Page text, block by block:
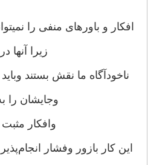
افکار و باورهای منفی را
زیرا آنها
ناخودآگاه ما نقش بستند
وجایشان را
وافکار
این کار بازور وفشار